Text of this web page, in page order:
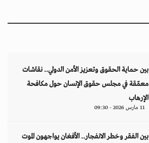
بين حماية الحقوق وتعزيز الأمن الدولي.. نقاشات
معمّقة في مجلس حقوق الإنسان حول مكافحة
الإرهاب
11 مارس 2026 - 09:30
بين الفقر وخطر الانفجار.. الأفغان يواجهون الموت